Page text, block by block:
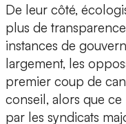
De leur côté,
plus de
instances de
largement, les
premier coup de
conseil, alors que
par les syndicats